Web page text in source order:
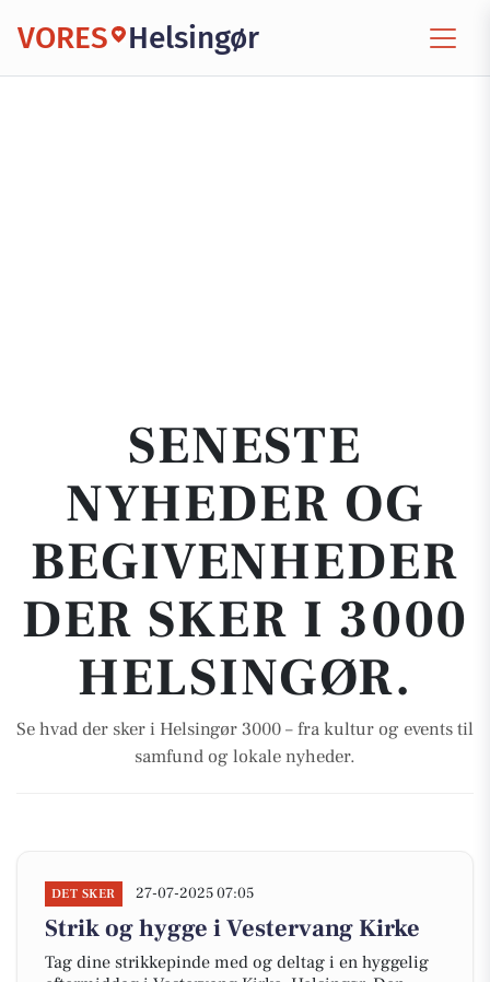
VORES Helsingør
SENESTE
NYHEDER OG
BEGIVENHEDER
DER SKER I 3000
HELSINGØR.
Se hvad der sker i Helsingør 3000 – fra kultur og events til
samfund og lokale nyheder.
DET SKER 27-07-2025 07:05
Strik og hygge i Vestervang Kirke
Tag dine strikkepinde med og deltag i en hyggelig